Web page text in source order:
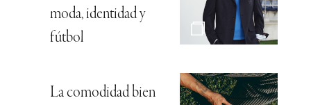
moda, identidad y
fútbol
La comodidad bien